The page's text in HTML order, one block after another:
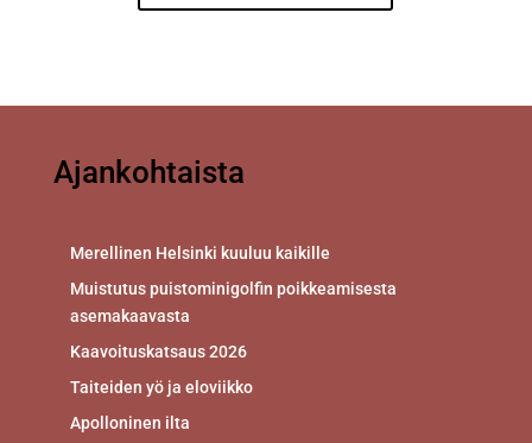
Ajankohtaista
Merellinen Helsinki kuuluu kaikille
Muistutus puistominigolfin poikkeamisesta
asemakaavasta
Kaavoituskatsaus 2026
Taiteiden yö ja eloviikko
Apolloninen ilta